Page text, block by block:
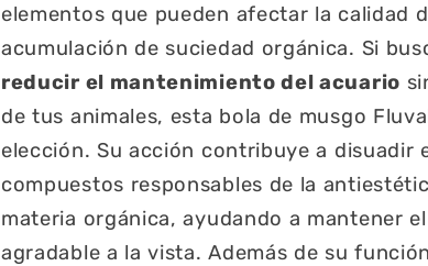
elementos que pueden afectar la calidad
acumulación de suciedad orgánica. Si
reducir el mantenimiento del acuario
de tus animales, esta bola de musgo
elección. Su acción contribuye a disuadir
compuestos responsables de la
materia orgánica, ayudando a mantener
agradable a la vista. Además de su